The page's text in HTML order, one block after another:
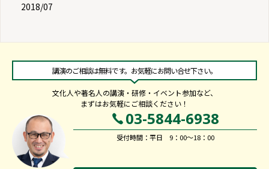
2018/07
講演のご相談は無料です。お気軽にお問い合せ下さい。
文化人や著名人の講演・研修・イベント参加など、
まずはお気軽にご相談ください！
03-5844-6938
受付時間：平日 9：00～18：00